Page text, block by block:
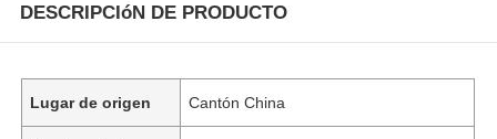
DESCRIPCIóN DE PRODUCTO
Lugar de origen Cantón China